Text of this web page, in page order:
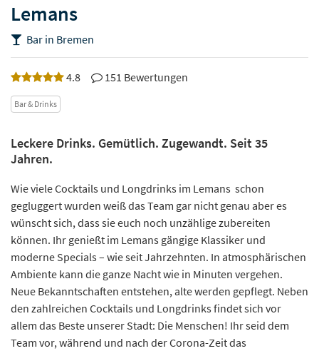
Lemans
Bar in Bremen
4.8 151 Bewertungen
Bar & Drinks
Leckere Drinks. Gemütlich. Zugewandt. Seit 35
Jahren.
Wie viele Cocktails und Longdrinks im Lemans schon
gegluggert wurden weiß das Team gar nicht genau aber es
wünscht sich, dass sie euch noch unzählige zubereiten
können. Ihr genießt im Lemans gängige Klassiker und
moderne Specials – wie seit Jahrzehnten. In atmosphärischen
Ambiente kann die ganze Nacht wie in Minuten vergehen.
Neue Bekanntschaften entstehen, alte werden gepflegt. Neben
den zahlreichen Cocktails und Longdrinks findet sich vor
allem das Beste unserer Stadt: Die Menschen! Ihr seid dem
Team vor, während und nach der Corona-Zeit das